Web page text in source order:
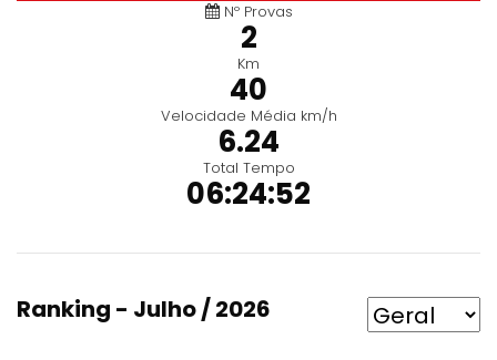
Nº Provas
2
Km
40
Velocidade Média km/h
6.24
Total Tempo
06:24:52
Ranking - Julho / 2026